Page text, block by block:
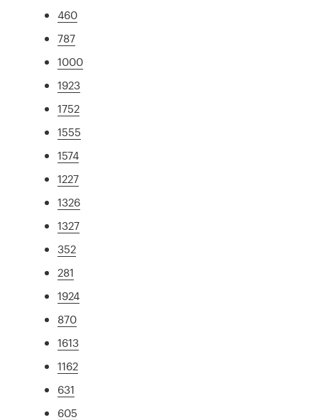
460
787
1000
1923
1752
1555
1574
1227
1326
1327
352
281
1924
870
1613
1162
631
605